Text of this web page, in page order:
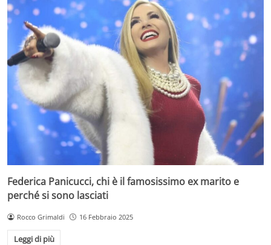
Federica Panicucci, chi è il famosissimo ex marito e
perché si sono lasciati
Rocco Grimaldi 16 Febbraio 2025
Leggi di più